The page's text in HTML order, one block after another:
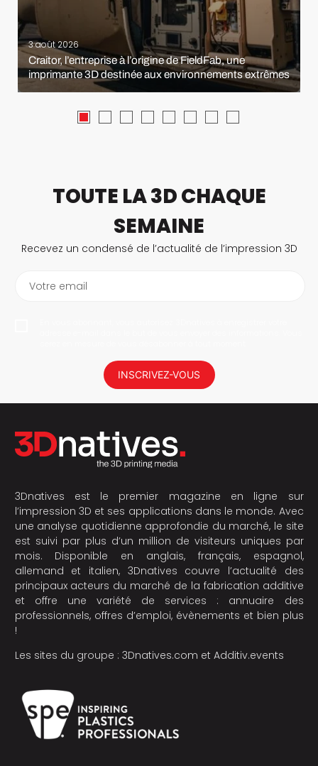
3 août 2026
Craitor, l’entreprise à l’origine de FieldFab, une
imprimante 3D destinée aux environnements extrêmes
TOUTE LA 3D CHAQUE
SEMAINE
Recevez un condensé de l’actualité de l’impression 3D
Votre email
INSCRIVEZ-VOUS
3Dnatives est le premier magazine en ligne sur
l’impression 3D et ses applications dans le monde. Avec
une analyse quotidienne approfondie du marché, le site
est suivi par plus d’un million de visiteurs uniques par
mois. Disponible en anglais, français, espagnol,
allemand et italien, 3Dnatives couvre l’actualité des
principaux acteurs du marché de la fabrication additive
et offre une variété de services : annuaire des
professionnels, offres d’emploi, évènements et bien plus
!
Les sites du groupe : 3Dnatives.com et Additiv.events